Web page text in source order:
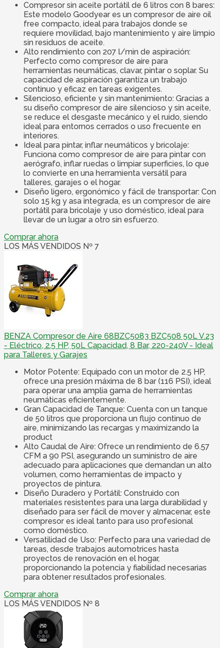
Compresor sin aceite portátil de 6 litros con 8 bares:
Este modelo Goodyear es un compresor de aire oil
free compacto, ideal para trabajos donde se
requiere movilidad, bajo mantenimiento y aire limpio
sin residuos de aceite.
Alto rendimiento con 207 l/min de aspiración:
Perfecto como compresor de aire para
herramientas neumáticas, clavar, pintar o soplar. Su
capacidad de aspiración garantiza un trabajo
continuo y eficaz en tareas exigentes.
Silencioso, eficiente y sin mantenimiento: Gracias a
su diseño compresor de aire silencioso y sin aceite,
se reduce el desgaste mecánico y el ruido, siendo
ideal para entornos cerrados o uso frecuente en
interiores.
Ideal para pintar, inflar neumáticos y bricolaje:
Funciona como compresor de aire para pintar con
aerógrafo, inflar ruedas o limpiar superficies, lo que
lo convierte en una herramienta versátil para
talleres, garajes o el hogar.
Diseño ligero, ergonómico y fácil de transportar: Con
solo 15 kg y asa integrada, es un compresor de aire
portátil para bricolaje y uso doméstico, ideal para
llevar de un lugar a otro sin esfuerzo.
Comprar ahora
LOS MÁS VENDIDOS Nº 7
BENZA Compresor de Aire 68BZC5083 BZC508 50L V.23
- Eléctrico, 2.5 HP, 50L Capacidad, 8 Bar, 220-240V - Ideal
para Talleres y Garajes
Motor Potente: Equipado con un motor de 2.5 HP,
ofrece una presión máxima de 8 bar (116 PSI), ideal
para operar una amplia gama de herramientas
neumáticas eficientemente.
Gran Capacidad de Tanque: Cuenta con un tanque
de 50 litros que proporciona un flujo continuo de
aire, minimizando las recargas y maximizando la
product
Alto Caudal de Aire: Ofrece un rendimiento de 6.57
CFM a 90 PSI, asegurando un suministro de aire
adecuado para aplicaciones que demandan un alto
volumen, como herramientas de impacto y
proyectos de pintura.
Diseño Duradero y Portátil: Construido con
materiales resistentes para una larga durabilidad y
diseñado para ser fácil de mover y almacenar, este
compresor es ideal tanto para uso profesional
como doméstico.
Versatilidad de Uso: Perfecto para una variedad de
tareas, desde trabajos automotrices hasta
proyectos de renovación en el hogar,
proporcionando la potencia y fiabilidad necesarias
para obtener resultados profesionales.
Comprar ahora
LOS MÁS VENDIDOS Nº 8